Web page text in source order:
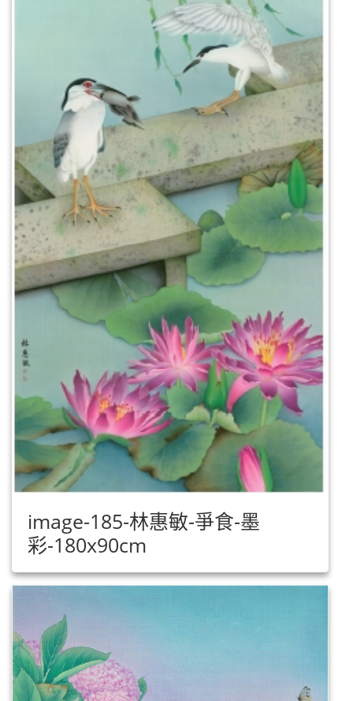
image-185-林惠敏-爭食-墨
彩-180x90cm